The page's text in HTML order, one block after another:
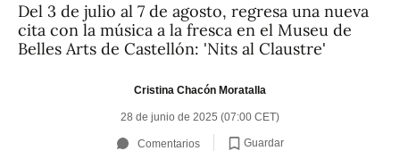
Del 3 de julio al 7 de agosto, regresa una nueva
cita con la música a la fresca en el Museu de
Belles Arts de Castellón: 'Nits al Claustre'
Cristina Chacón Moratalla
28 de junio de 2025 (07:00 CET)
Comentarios Guardar